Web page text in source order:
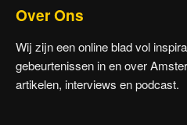
Over Ons
Wij zijn een online blad vol
gebeurtenissen in en over
artikelen, interviews en podcast.